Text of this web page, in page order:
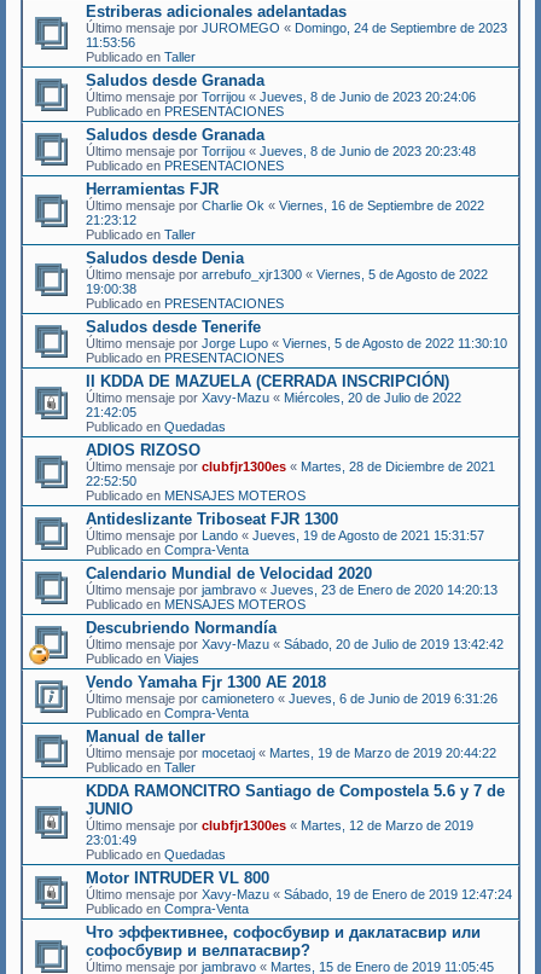
Estriberas adicionales adelantadas
Último mensaje por JUROMEGO « Domingo, 24 de Septiembre de 2023
11:53:56
Publicado en Taller
Saludos desde Granada
Último mensaje por Torrijou « Jueves, 8 de Junio de 2023 20:24:06
Publicado en PRESENTACIONES
Saludos desde Granada
Último mensaje por Torrijou « Jueves, 8 de Junio de 2023 20:23:48
Publicado en PRESENTACIONES
Herramientas FJR
Último mensaje por Charlie Ok « Viernes, 16 de Septiembre de 2022
21:23:12
Publicado en Taller
Saludos desde Denia
Último mensaje por arrebufo_xjr1300 « Viernes, 5 de Agosto de 2022
19:00:38
Publicado en PRESENTACIONES
Saludos desde Tenerife
Último mensaje por Jorge Lupo « Viernes, 5 de Agosto de 2022 11:30:10
Publicado en PRESENTACIONES
II KDDA DE MAZUELA (CERRADA INSCRIPCIÓN)
Último mensaje por Xavy-Mazu « Miércoles, 20 de Julio de 2022
21:42:05
Publicado en Quedadas
ADIOS RIZOSO
Último mensaje por clubfjr1300es « Martes, 28 de Diciembre de 2021
22:52:50
Publicado en MENSAJES MOTEROS
Antideslizante Triboseat FJR 1300
Último mensaje por Lando « Jueves, 19 de Agosto de 2021 15:31:57
Publicado en Compra-Venta
Calendario Mundial de Velocidad 2020
Último mensaje por jambravo « Jueves, 23 de Enero de 2020 14:20:13
Publicado en MENSAJES MOTEROS
Descubriendo Normandía
Último mensaje por Xavy-Mazu « Sábado, 20 de Julio de 2019 13:42:42
Publicado en Viajes
Vendo Yamaha Fjr 1300 AE 2018
Último mensaje por camionetero « Jueves, 6 de Junio de 2019 6:31:26
Publicado en Compra-Venta
Manual de taller
Último mensaje por mocetaoj « Martes, 19 de Marzo de 2019 20:44:22
Publicado en Taller
KDDA RAMONCITRO Santiago de Compostela 5.6 y 7 de
JUNIO
Último mensaje por clubfjr1300es « Martes, 12 de Marzo de 2019
23:01:49
Publicado en Quedadas
Motor INTRUDER VL 800
Último mensaje por Xavy-Mazu « Sábado, 19 de Enero de 2019 12:47:24
Publicado en Compra-Venta
Что эффективнее, софосбувир и даклатасвир или
софосбувир и велпатасвир?
Último mensaje por jambravo « Martes, 15 de Enero de 2019 11:05:45